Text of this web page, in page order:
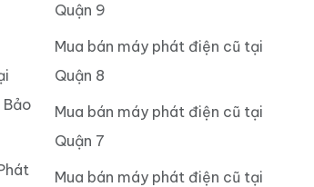
Bảo
Quận 9
Mua bán máy phát điện cũ tại
Quận 8
Mua bán máy phát điện cũ tại
Quận 7
Mua bán máy phát điện cũ tại